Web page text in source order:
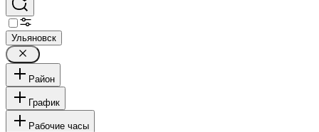
Ульяновск
Район
График
Рабочие часы